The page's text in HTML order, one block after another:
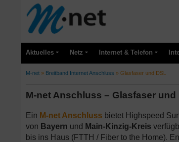
Aktuelles Netz Internet & Telefon
M-net » Breitband Internet Anschluss » Glasfaser und DSL
M-net Anschluss – Glasfaser
Ein M-net Anschluss bietet Highspeed
von Bayern und Main-Kinzig-Kreis
bis ins Haus (FTTH / Fiber to the Home).